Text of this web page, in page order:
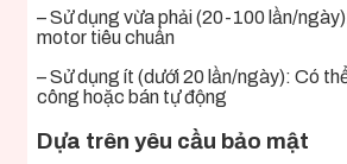
– Sử dụng vừa phải (20-100 lần/
motor tiêu chuẩn
– Sử dụng ít (dưới 20 lần/ngày): Có
công hoặc bán tự động
Dựa trên yêu cầu bảo mật